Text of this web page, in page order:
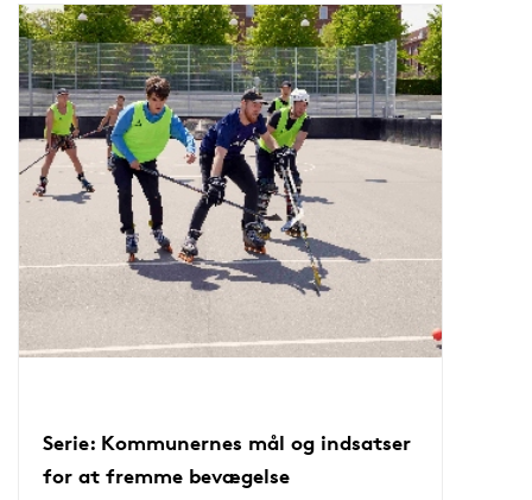
Serie: Kommunernes mål og indsatser
for at fremme bevægelse